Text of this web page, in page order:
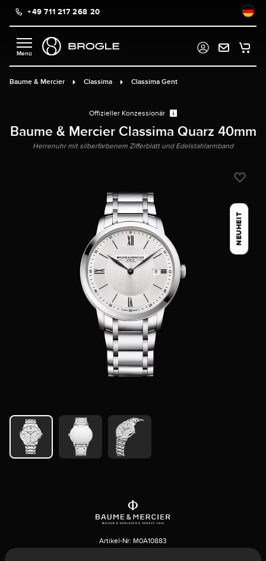
springen
+49 711 217 268 20
Baume & Mercier Classima Classima Gent
Offizieller Konzessionär
Baume & Mercier Classima Quarz 40mm
Herrenuhr mit silberfarbenem Zifferblatt und Edelstahlarmband
NEUHEIT
Artikel-Nr: M0A10883